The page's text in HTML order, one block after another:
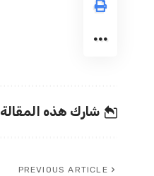
شارك هذه المقالة
PREVIOUS ARTICLE